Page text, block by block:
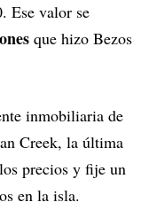
Ese valor se
que hizo Bezos
inmobiliaria de
Creek, la última
precios y fije un
en la isla.